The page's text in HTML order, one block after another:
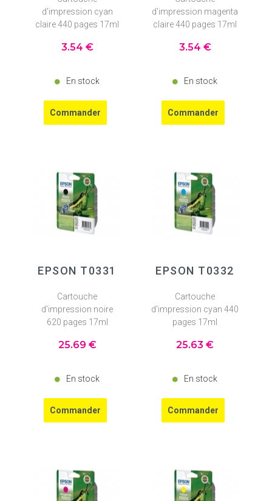
d'impression cyan
claire 440 pages 17ml
3.54 €
En stock
d'impression magenta
claire 440 pages 17ml
3.54 €
En stock
EPSON T0331
Cartouche
d'impression noire
620 pages 17ml
25.69 €
En stock
EPSON T0332
Cartouche
d'impression cyan 440
pages 17ml
25.63 €
En stock